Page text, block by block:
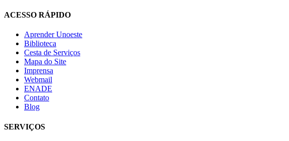
ACESSO RÁPIDO
Aprender Unoeste
Biblioteca
Cesta de Serviços
Mapa do Site
Imprensa
Webmail
ENADE
Contato
Blog
SERVIÇOS